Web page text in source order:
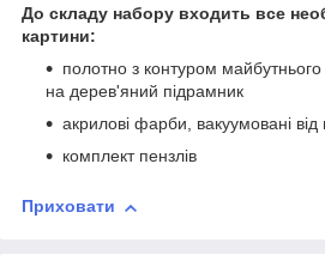
До складу набору входить все
картини:
полотно з контуром
на дерев'яний підрамник
акрилові фарби, вакуумовані від
комплект пензлів
Приховати